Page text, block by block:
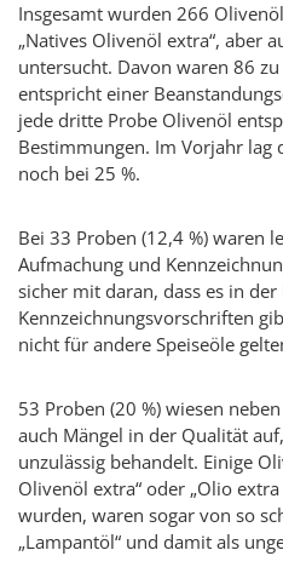
Insgesamt wurden 266
„Natives Olivenöl extra“, aber
untersucht. Davon waren 86
entspricht einer
jede dritte Probe Olivenöl
Bestimmungen. Im Vorjahr lag
noch bei 25 %.
Bei 33 Proben (12,4 %) waren
Aufmachung und
sicher mit daran, dass es in
Kennzeichnungsvorschriften
nicht für andere Speiseöle
53 Proben (20 %) wiesen
auch Mängel in der Qualität
unzulässig behandelt. Einige
Olivenöl extra“ oder „Olio
wurden, waren sogar von so
„Lampantöl“ und damit als